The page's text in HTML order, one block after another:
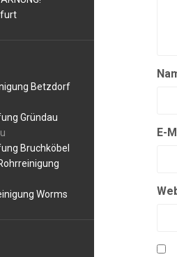
Betzdorf
Gründau
Bruchköbel
Worms
E-